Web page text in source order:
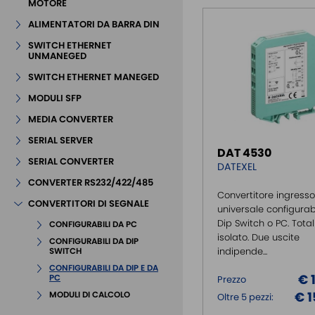
MOTORE
ALIMENTATORI DA BARRA DIN
SWITCH ETHERNET
UNMANEGED
SWITCH ETHERNET MANEGED
MODULI SFP
MEDIA CONVERTER
SERIAL SERVER
SERIAL CONVERTER
CONVERTER RS232/422/485
CONVERTITORI DI SEGNALE
CONFIGURABILI DA PC
CONFIGURABILI DA DIP
SWITCH
CONFIGURABILI DA DIP E DA
PC
MODULI DI CALCOLO
DAT 4530
DATEXEL
Convertitore ingresso
universale
Dip Switch o PC.
isolato. Due uscite
indipende...
Prezzo €
Oltre 5 pezzi: €